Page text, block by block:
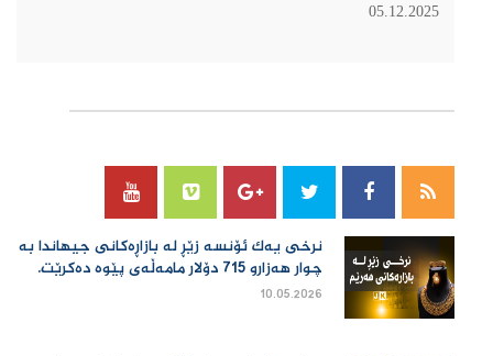
05.12.2025
نرخی یەك ئۆنسە زێڕ لە بازاڕەكانی جیهاندا بە
چوار هەزارو 715 دۆلار مامەڵەی پێوە دەكرێت.
10.05.2026